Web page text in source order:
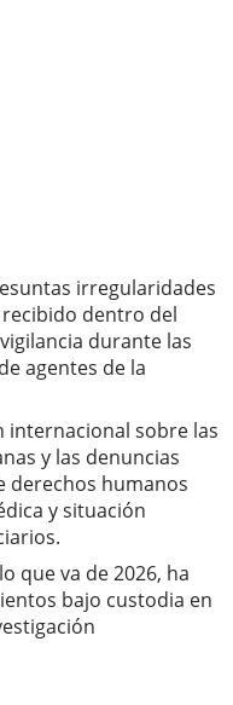
irregularidades
dentro del
durante las
agentes de la
internacional sobre las
y las denuncias
derechos humanos
y situación
que va de 2026, ha
bajo custodia en